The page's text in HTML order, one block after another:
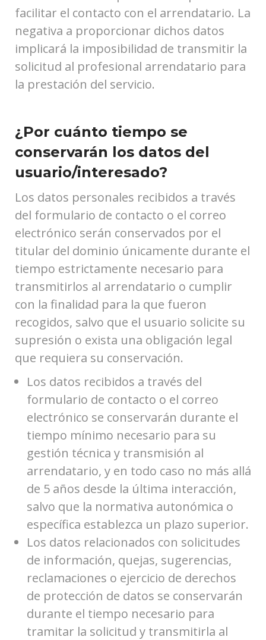
facilitar el contacto con el arrendatario. La
negativa a proporcionar dichos datos
implicará la imposibilidad de transmitir la
solicitud al profesional arrendatario para
la prestación del servicio.
¿Por cuánto tiempo se
conservarán los datos del
usuario/interesado?
Los datos personales recibidos a través
del formulario de contacto o el correo
electrónico serán conservados por el
titular del dominio únicamente durante el
tiempo estrictamente necesario para
transmitirlos al arrendatario o cumplir
con la finalidad para la que fueron
recogidos, salvo que el usuario solicite su
supresión o exista una obligación legal
que requiera su conservación.
Los datos recibidos a través del
formulario de contacto o el correo
electrónico se conservarán durante el
tiempo mínimo necesario para su
gestión técnica y transmisión al
arrendatario, y en todo caso no más allá
de 5 años desde la última interacción,
salvo que la normativa autonómica o
específica establezca un plazo superior.
Los datos relacionados con solicitudes
de información, quejas, sugerencias,
reclamaciones o ejercicio de derechos
de protección de datos se conservarán
durante el tiempo necesario para
tramitar la solicitud y transmitirla al